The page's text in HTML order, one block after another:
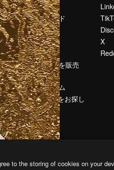
採用情報
検索トレンド
ブログ
イベント
Slidesgo
コンテンツを販売
する
プレスルーム
magnific.aiをお探し
ですか？
X
to the storing of cookies on your